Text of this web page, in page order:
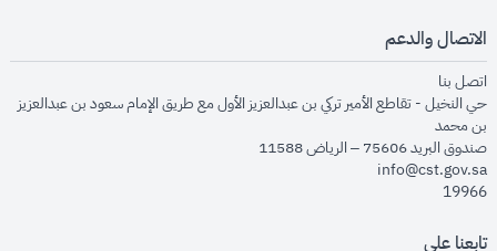
الاتصال والدعم
اتصل بنا
حي النخيل - تقاطع الأمير تركي بن عبدالعزيز الأول مع طريق الإمام سعود بن عبدالعزيز
بن محمد
صندوق البريد 75606 – الرياض 11588
info@cst.gov.sa
19966
تابعنا على